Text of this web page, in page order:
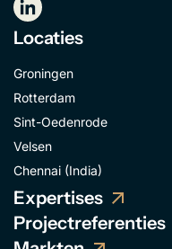
Locaties
Groningen
Rotterdam
Sint-Oedenrode
Velsen
Chennai (India)
Expertises
Projectreferenties